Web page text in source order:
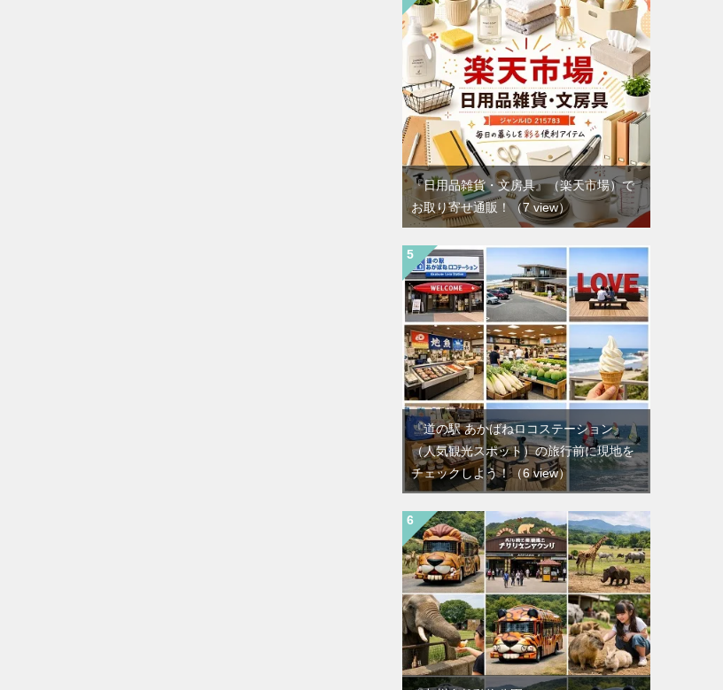
『日用品雑貨・文房具』（楽天市場）で
お取り寄せ通販！（7 view）
『道の駅 あかばねロコステーション』
（人気観光スポット）の旅行前に現地を
チェックしよう！（6 view）